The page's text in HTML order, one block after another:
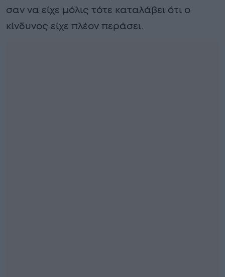
σαν να είχε μόλις τότε καταλάβει ότι ο
κίνδυνος είχε πλέον περάσει.